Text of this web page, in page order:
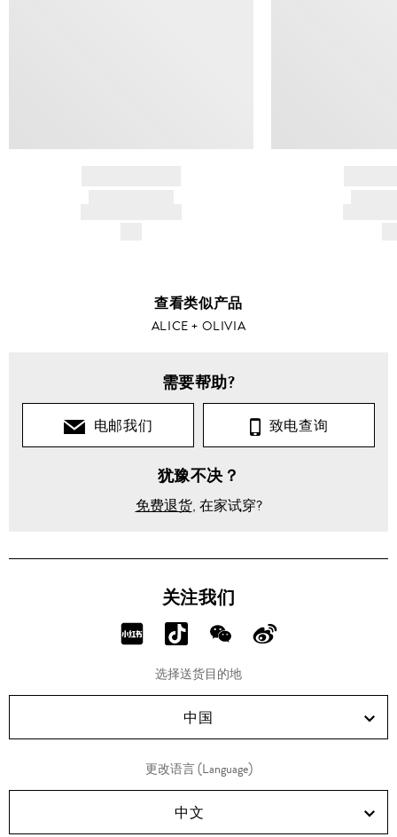
查看类似产品
ALICE + OLIVIA
需要帮助?
电邮我们 致电查询
犹豫不决？
免费退货, 在家试穿?
关注我们
分
RED!
分
享
Douyin!
分
享
WeChat!
分
Weibo!
选择送货目的地
中国
更改语言 (Language)
中文